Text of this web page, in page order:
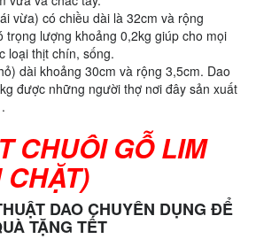
vừa) có chiều dài là 32cm và rộng
trọng lượng khoảng 0,2kg giúp cho mọi
loại thịt chín, sống.
dài khoảng 30cm và rộng 3,5cm. Dao
được những người thợ nơi đây sản xuất
CHUÔI GỖ LIM
CHẶT)
DAO CHUYÊN DỤNG ĐỂ
TẶNG TẾT